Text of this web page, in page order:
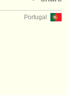
Portugal